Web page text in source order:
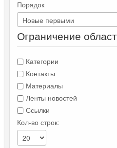
Порядок
Ограничение
Категории
Контакты
Материалы
Ленты новостей
Ссылки
Кол-во строк: